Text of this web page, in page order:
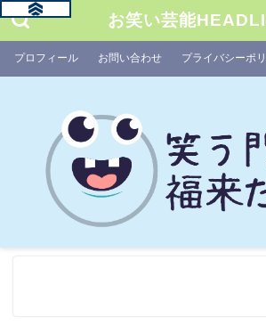
お笑い芸能
プロフィール お問い合わせ プライバシーポ